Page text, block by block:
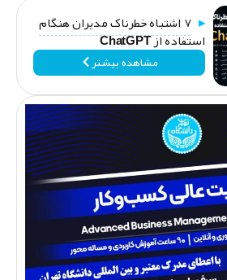
۷ اشتباه خطرناک مدیران هنگام
استفاده از ChatGPT
مشاهده بیشتر